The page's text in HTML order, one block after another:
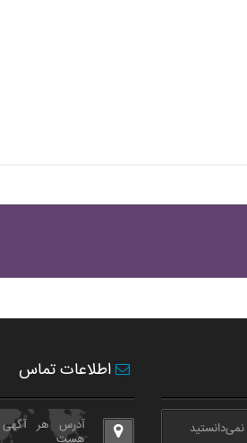
اطلاعات تماس
آدرس هر
هست